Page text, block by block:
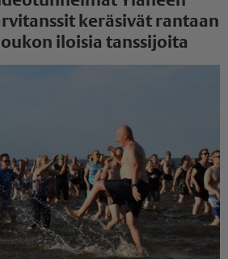
keräsivät rantaan
iloisia tanssijoita